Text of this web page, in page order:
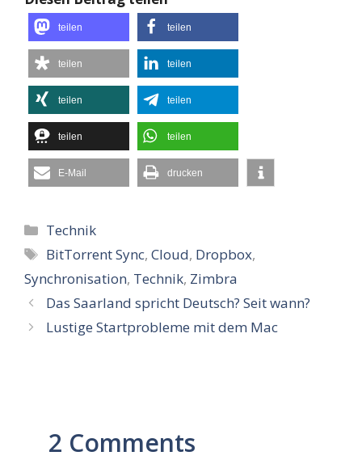
teilen teilen
teilen teilen
teilen teilen
teilen teilen
E-Mail drucken
Kategorien
Technik
Schlagwörter
BitTorrent Sync,Cloud, Dropbox,
Synchronisation, Technik, Zimbra
Das Saarland spricht Deutsch? Seit wann?
Lustige Startprobleme mit dem Mac
2 Comments